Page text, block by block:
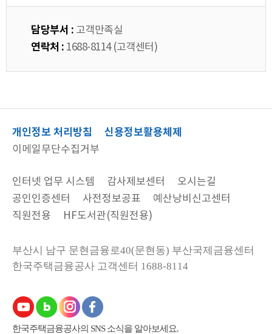
담당부서 : 고객만족실
연락처 : 1688-8114 (고객센터)
개인정보 처리방침 신용정보활용체제
이메일무단수집거부
인터넷 업무 시스템 감사제보센터
오시는길
공인인증센터
사전정보공표
예산낭비신고센터
직원전용
HF도서관(직원전용)
부산시 남구 문현금융로40(문현동) 부산국제금융센터
한국주택금융공사 고객센터 1688-8114
한국주택금융공사의 SNS 소식을 알아보세요.